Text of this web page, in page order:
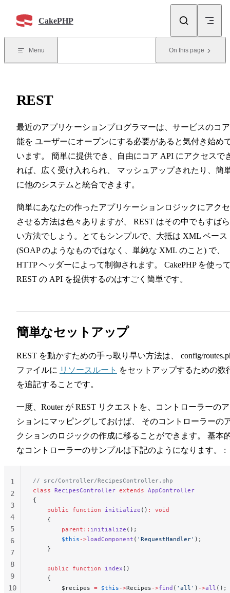
CakePHP
Menu On this page
REST
最近のアプリケーションプログラマーは、サービスのコ
能を ユーザーにオープンにする必要があると気付き始め
います。 簡単に提供でき、自由にコア API にアクセスで
れば、広く受け入れられ、 マッシュアップされたり、簡
に他のシステムと統合できます。
簡単にあなたの作ったアプリケーションロジックにアク
させる方法は色々ありますが、 REST はその中でもすば
い方法でしょう。とてもシンプルで、大抵は XML ベース
(SOAP のようなものではなく、単純な XML のこと) で、
HTTP ヘッダーによって制御されます。 CakePHP を使っ
REST の API を提供するのはすごく簡単です。
簡単なセットアップ
REST を動かすための手っ取り早い方法は、 config/
ファイルに リソースルート をセットアップするための数
を追記することです。
一度、Router が REST リクエストを、コントローラーの
ションにマッピングしておけば、 そのコントローラーの
クションのロジックの作成に移ることができます。 基本
なコントローラーのサンプルは下記のようになります。 :
// src/Controller/RecipesController.php
class RecipesController extends AppController
{
    public
function initialize () :
void
    {
        parent::
initialize ();
        $this
->loadComponent ( 'RequestHandler' );
    }
    public
function index ()
    {
        $recipes
= $this ->Recipes ->find ( 'all' ) ->all ();
1
2
3
4
5
6
7
8
9
10